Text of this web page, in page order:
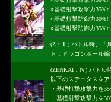
○基礎射撃攻撃力35%↑
○基礎打撃防御力30%↑
○基礎射撃防御力35%↑
(Z：Ⅲ) バトル時、「
ド：ドラゴンボール
(ZENKAI：Ⅳ) バトル
以下のステータスをア
・基礎打撃攻撃力を
・基礎射撃攻撃力を